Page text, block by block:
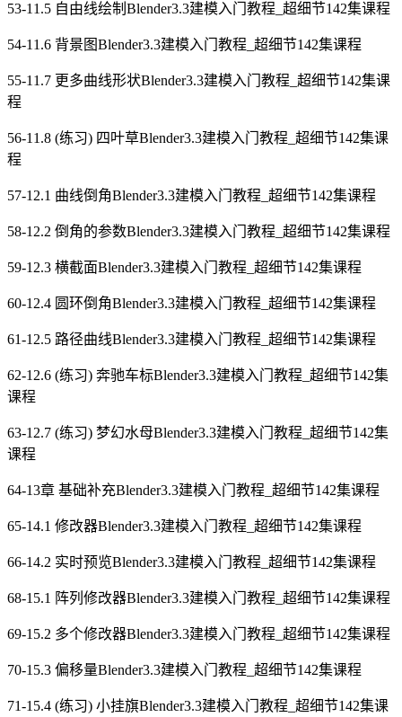
53-11.5 自由线绘制Blender3.3建模入门教程_超细节142集课程
54-11.6 背景图Blender3.3建模入门教程_超细节142集课程
55-11.7 更多曲线形状Blender3.3建模入门教程_超细节142集课
程
56-11.8 (练习) 四叶草Blender3.3建模入门教程_超细节142集课
程
57-12.1 曲线倒角Blender3.3建模入门教程_超细节142集课程
58-12.2 倒角的参数Blender3.3建模入门教程_超细节142集课程
59-12.3 横截面Blender3.3建模入门教程_超细节142集课程
60-12.4 圆环倒角Blender3.3建模入门教程_超细节142集课程
61-12.5 路径曲线Blender3.3建模入门教程_超细节142集课程
62-12.6 (练习) 奔驰车标Blender3.3建模入门教程_超细节142集
课程
63-12.7 (练习) 梦幻水母Blender3.3建模入门教程_超细节142集
课程
64-13章 基础补充Blender3.3建模入门教程_超细节142集课程
65-14.1 修改器Blender3.3建模入门教程_超细节142集课程
66-14.2 实时预览Blender3.3建模入门教程_超细节142集课程
68-15.1 阵列修改器Blender3.3建模入门教程_超细节142集课程
69-15.2 多个修改器Blender3.3建模入门教程_超细节142集课程
70-15.3 偏移量Blender3.3建模入门教程_超细节142集课程
71-15.4 (练习) 小挂旗Blender3.3建模入门教程_超细节142集课